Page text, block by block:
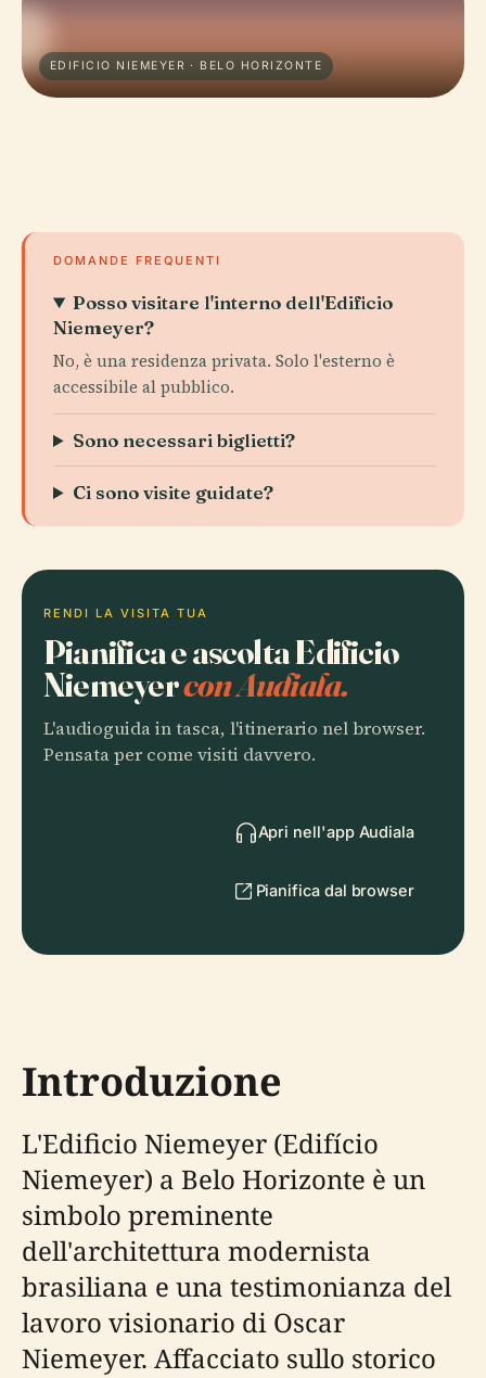
EDIFICIO NIEMEYER · BELO HORIZONTE
DOMANDE FREQUENTI
Posso visitare l'interno dell'Edificio
Niemeyer?
No, è una residenza privata. Solo l'esterno è
accessibile al pubblico.
Sono necessari biglietti?
Ci sono visite guidate?
RENDI LA VISITA TUA
Pianifica e ascolta Edificio
Niemeyercon Audiala.
L'audioguida in tasca, l'itinerario nel browser.
Pensata per come visiti davvero.
Apri nell'app Audiala
Pianifica dal browser
Introduzione
L'Edificio Niemeyer (Edifício
Niemeyer) a Belo Horizonte è un
simbolo preminente
dell'architettura modernista
brasiliana e una testimonianza del
lavoro visionario di Oscar
Niemeyer. Affacciato sullo storico